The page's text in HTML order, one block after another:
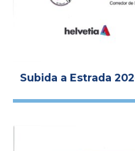
Subida a Estrada